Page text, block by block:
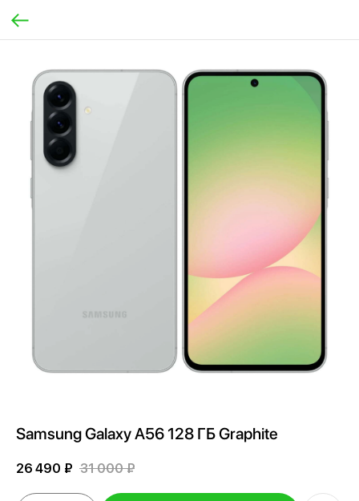
Samsung Galaxy A56 128 ГБ Graphite
26 490 ₽ 31 000 ₽